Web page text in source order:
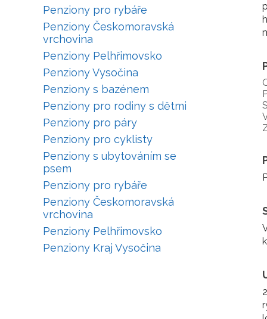
Penziony pro rybáře
Penziony Českomoravská
vrchovina
Penziony Pelhřimovsko
Penziony Vysočina
Penziony s bazénem
Penziony pro rodiny s dětmi
Penziony pro páry
Penziony pro cyklisty
Penziony s ubytováním se
psem
Penziony pro rybáře
Penziony Českomoravská
vrchovina
Penziony Pelhřimovsko
Penziony Kraj Vysočina